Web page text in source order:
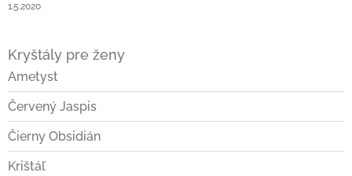
1.5.2020
Kryštály pre ženy
Ametyst
Červený Jaspis
Čierny Obsidián
Krištáľ